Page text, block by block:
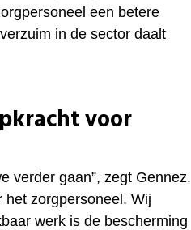
een betere
in de sector daalt
voor
verder gaan”, zegt Gennez.
het zorgpersoneel. Wij
werk is de bescherming